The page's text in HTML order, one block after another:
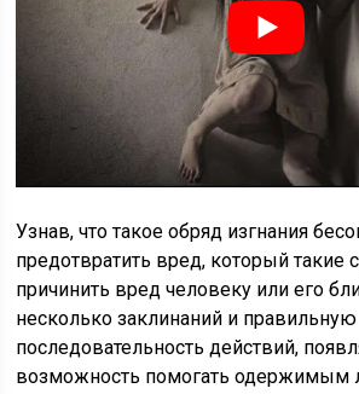
Узнав, что такое обряд изгнания
предотвратить вред, который такие
причинить вред человеку или его
несколько заклинаний и правильную
последовательность действий,
возможность помогать одержимым